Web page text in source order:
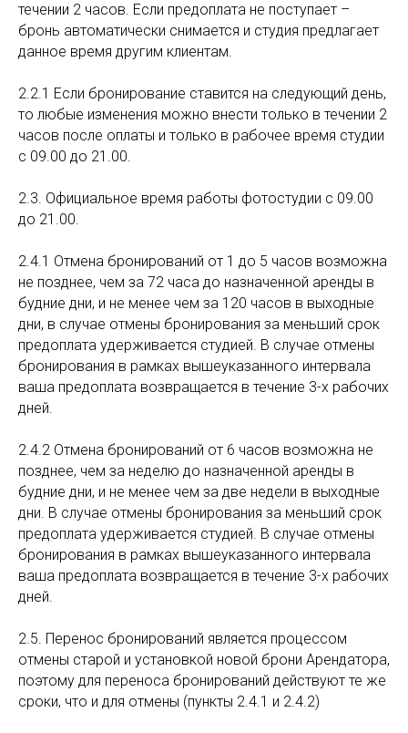
течении 2 часов. Если предоплата не поступает –
бронь автоматически снимается и студия предлагает
данное время другим клиентам.
2.2.1 Если бронирование ставится на следующий день,
то любые изменения можно внести только в течении 2
часов после оплаты и только в рабочее время студии
с 09.00 до 21.00.
2.3. Официальное время работы фотостудии с 09.00
до 21.00.
2.4.1 Отмена бронирований от 1 до 5 часов возможна
не позднее, чем за 72 часа до назначенной аренды в
будние дни, и не менее чем за 120 часов в выходные
дни, в случае отмены бронирования за меньший срок
предоплата удерживается студией. В случае отмены
бронирования в рамках вышеуказанного интервала
ваша предоплата возвращается в течение 3-х рабочих
дней.
2.4.2 Отмена бронирований от 6 часов возможна не
позднее, чем за неделю до назначенной аренды в
будние дни, и не менее чем за две недели в выходные
дни. В случае отмены бронирования за меньший срок
предоплата удерживается студией. В случае отмены
бронирования в рамках вышеуказанного интервала
ваша предоплата возвращается в течение 3-х рабочих
дней.
2.5. Перенос бронирований является процессом
отмены старой и установкой новой брони Арендатора,
поэтому для переноса бронирований действуют те же
сроки, что и для отмены (пункты 2.4.1 и 2.4.2)